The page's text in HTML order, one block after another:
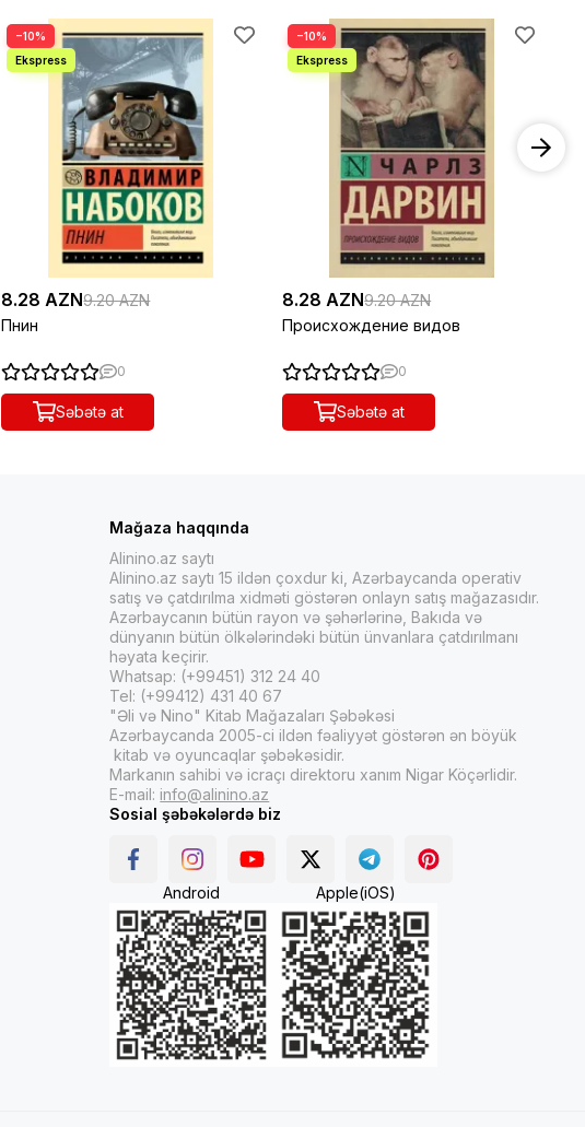
−10%
8.28 AZN9.20 AZN
Пнин
0
Səbətə at
−10%
8.28 AZN9.20 AZN
Происхождение видов
0
Səbətə at
Mağaza haqqında
Alinino.az saytı
Alinino.az saytı 15 ildən çoxdur ki, Azərbaycanda operativ
satış və çatdırılma xidməti göstərən onlayn satış mağazasıdır.
Azərbaycanın bütün rayon və şəhərlərinə, Bakıda və
dünyanın bütün ölkələrindəki bütün ünvanlara çatdırılmanı
həyata keçirir.
Whatsap: (+99451) 312 24 40
Tel: (+99412) 431 40 67
"Əli və Nino" Kitab Mağazaları Şəbəkəsi
Azərbaycanda 2005-ci ildən fəaliyyət göstərən ən böyük
kitab və oyuncaqlar şəbəkəsidir.
Markanın sahibi və icraçı direktoru xanım Nigar Köçərlidir.
E-mail: info@alinino.az
Sosial şəbəkələrdə biz
Android Apple(iOS)